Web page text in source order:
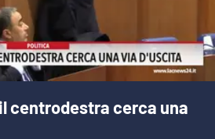
centrodestra cerca una